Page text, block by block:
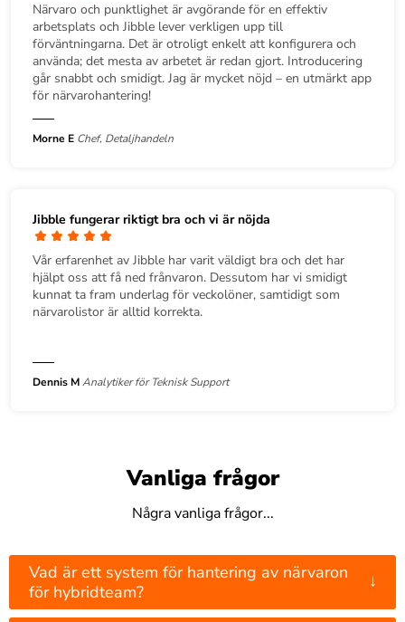
Närvaro och punktlighet är avgörande för en effektiv
arbetsplats och Jibble lever verkligen upp till
förväntningarna. Det är otroligt enkelt att konfigurera och
använda; det mesta av arbetet är redan gjort. Introducering
går snabbt och smidigt. Jag är mycket nöjd – en utmärkt app
för närvarohantering!
Morne E Chef, Detaljhandeln
Jibble fungerar riktigt bra och vi är nöjda
Vår erfarenhet av Jibble har varit väldigt bra och det har
hjälpt oss att få ned frånvaron. Dessutom har vi smidigt
kunnat ta fram underlag för veckolöner, samtidigt som
närvarolistor är alltid korrekta.
Dennis MAnalytiker för Teknisk Support
Vanliga frågor
Några vanliga frågor...
Vad är ett system för hantering av närvaron
för hybridteam?
↓